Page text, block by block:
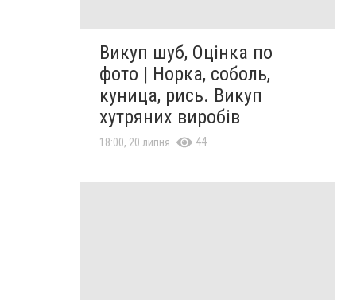
Викуп шуб, Оцінка по
фото | Норка, соболь,
куница, рись. Викуп
хутряних виробів
18:00, 20 липня 44